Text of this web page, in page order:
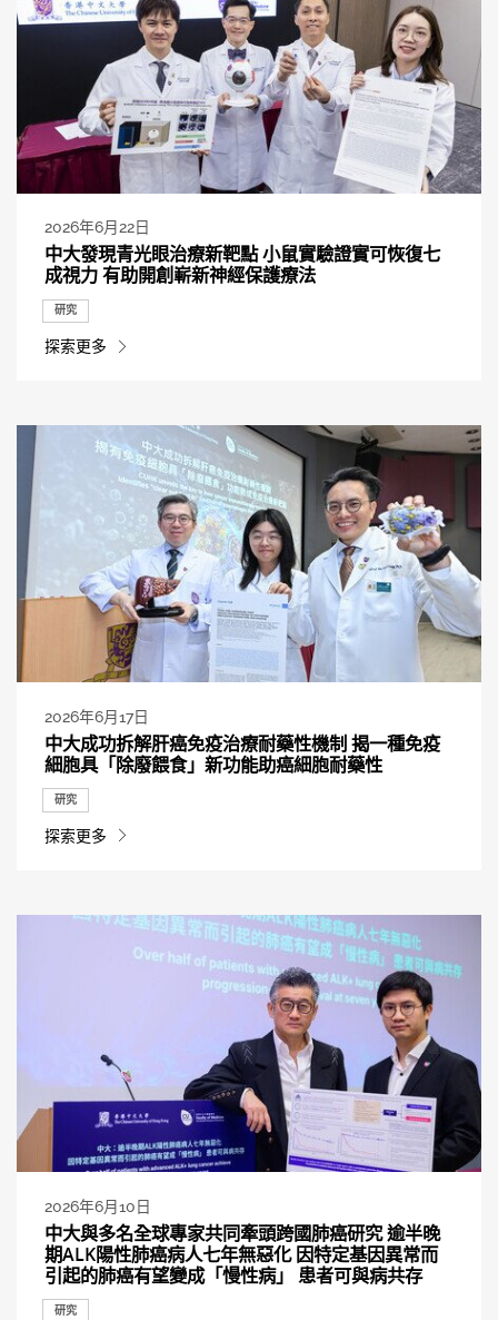
2026年6月22日
中大發現青光眼治療新靶點 小鼠實驗證實可恢復七
成視力 有助開創嶄新神經保護療法
研究
探索更多
2026年6月17日
中大成功拆解肝癌免疫治療耐藥性機制 揭一種免疫
細胞具「除廢餵食」新功能助癌細胞耐藥性
研究
探索更多
2026年6月10日
中大與多名全球專家共同牽頭跨國肺癌研究 逾半晚
期ALK陽性肺癌病人七年無惡化 因特定基因異常而
引起的肺癌有望變成「慢性病」 患者可與病共存
研究